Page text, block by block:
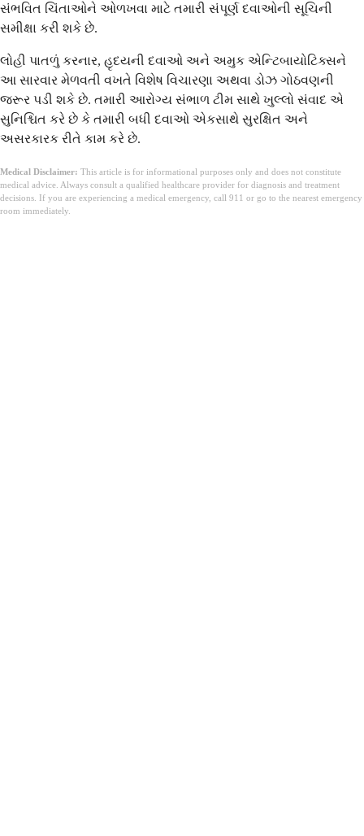
સંભવિત ચિંતાઓને ઓળખવા માટે તમારી સંપૂર્ણ દવાઓની સૂચિની
સમીક્ષા કરી શકે છે.
લોહી પાતળું કરનાર, હૃદયની દવાઓ અને અમુક એન્ટિબાયોટિક્સને
આ સારવાર મેળવતી વખતે વિશેષ વિચારણા અથવા ડોઝ ગોઠવણની
જરૂર પડી શકે છે. તમારી આરોગ્ય સંભાળ ટીમ સાથે ખુલ્લો સંવાદ એ
સુનિશ્ચિત કરે છે કે તમારી બધી દવાઓ એકસાથે સુરક્ષિત અને
અસરકારક રીતે કામ કરે છે.
Medical Disclaimer: This article is for informational purposes only and does not constitute
medical advice. Always consult a qualified healthcare provider for diagnosis and treatment
decisions. If you are experiencing a medical emergency, call 911 or go to the nearest emergency
room immediately.